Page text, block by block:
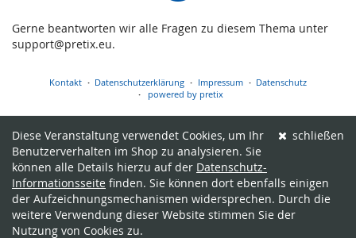
Gerne beantworten wir alle Fragen zu diesem Thema unter
support@pretix.eu.
Kontakt Datenschutzerklärung Impressum
Datenschutz
powered by pretix
schließen
Diese Veranstaltung verwendet Cookies, um Ihr
Benutzerverhalten im Shop zu analysieren. Sie
können alle Details hierzu auf der Datenschutz-
Informationsseite finden. Sie können dort ebenfalls einigen
der Aufzeichnungsmechanismen widersprechen. Durch die
weitere Verwendung dieser Website stimmen Sie der
Nutzung von Cookies zu.